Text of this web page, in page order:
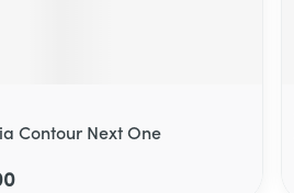
Contour Next One